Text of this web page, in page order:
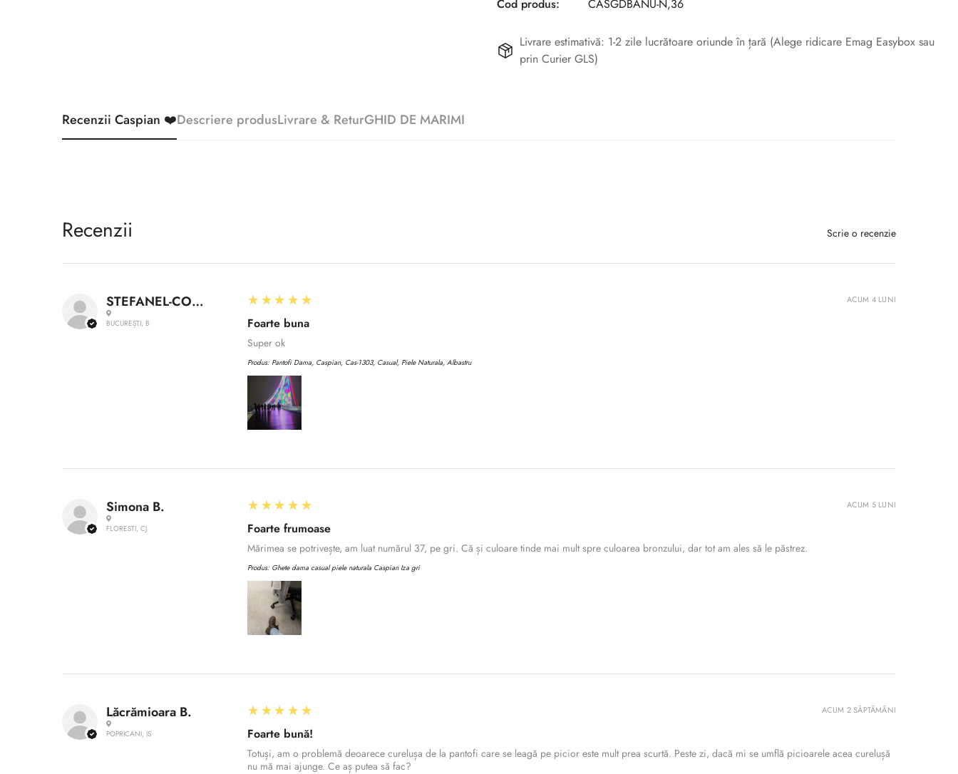
Cod produs:
CASGDBANU-N,36
Livrare estimativă: 1-2 zile lucrătoare oriunde în țară (Alege ridicare Emag Easybox sau
prin Curier GLS)
Recenzii Caspian ❤️Descriere produsLivrare & ReturGHID DE MARIMI
Recenzii Scrie o recenzie
STEFANEL-CONSTANTIN A.
BUCUREȘTI, B
5
★★★★★
Foarte buna
Super ok
Produs: Pantofi Dama, Caspian, Cas-1303, Casual, Piele Naturala, Albastru
ACUM 4 LUNI
Simona B.
FLORESTI, CJ
5
★★★★★
Foarte frumoase
Mărimea se potrivește, am luat numărul 37, pe gri. Că și culoare tinde mai mult spre culoarea bronzului, dar tot am ales să le păstrez.
Produs: Ghete dama casual piele naturala Caspian Iza gri
ACUM 5 LUNI
Lăcrămioara B.
POPRICANI, IS
5
★★★★★
Foarte bună!
Totuși, am o problemă deoarece curelușa de la pantofi care se leagă pe picior este mult prea scurtă. Peste zi, dacă mi se umflă picioarele acea curelușă
nu mă mai ajunge. Ce aș putea să fac?
ACUM 2 SĂPTĂMÂNI